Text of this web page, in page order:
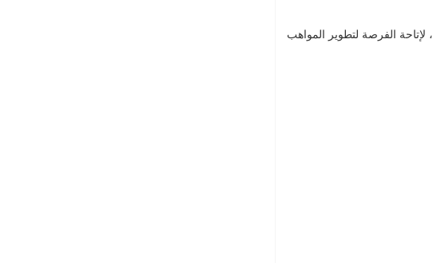
صندوق الاستثمارات العامة يعلن إطلاق برنامج ماجستير إدارة الأعمال التنفيذي بالتعاون مع جامعة الدراسات العليا لإدارة الأعمال HEC Paris، لإتاحة الفرصة لتطوير المواهب